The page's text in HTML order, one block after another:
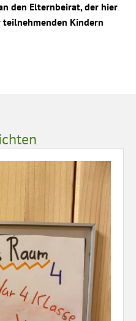
den Elternbeirat, der hier
Kindern